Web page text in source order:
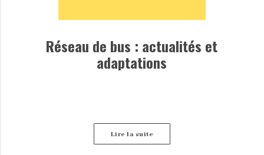
Réseau de bus : actualités et
adaptations
Lire la suite